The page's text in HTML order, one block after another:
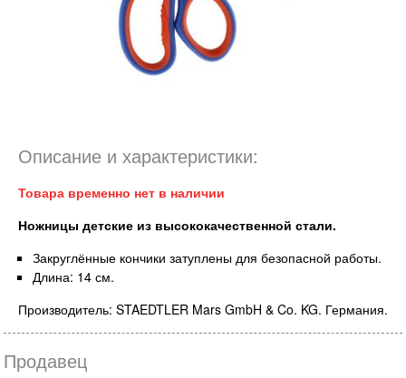
Описание и характеристики:
Товара временно нет в наличии
Ножницы детские из высококачественной стали.
Закруглённые кончики затуплены для безопасной работы.
Длина: 14 см.
Производитель: STAEDTLER Mars GmbH & Co. KG. Германия.
Продавец